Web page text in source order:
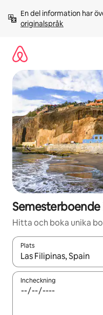
innehåll
En del information har
originalspråk
Semesterboende
Hitta och boka unika
Plats
När resultaten är
Incheckning